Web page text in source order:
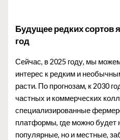
Будущее редких сортов
год
Сейчас, в 2025 году, мы
интерес к редким и
расти. По прогнозам, к 2030
частных и коммерческих
специализированные
платформы, где можно будет
популярные, но и местные,